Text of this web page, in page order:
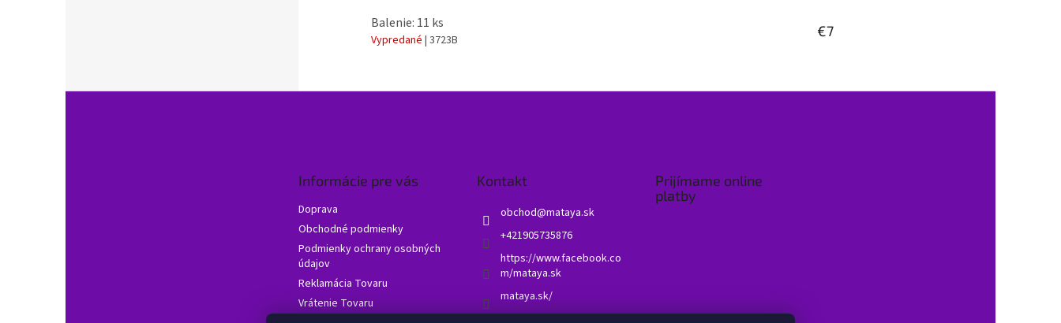
Balenie: 11 ks
Vypredané | 3723B
€7
Informácie pre vás
Doprava
Obchodné podmienky
Podmienky ochrany osobných
údajov
Reklamácia Tovaru
Vrátenie Tovaru
Kontakt
obchod@mataya.sk
+421905735876
https://www.facebook.co
m/mataya.sk
mataya.sk/
Prijímame online
platby